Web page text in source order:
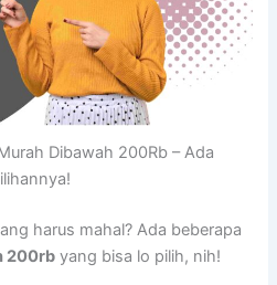
Dibawah 200Rb – Ada
harus mahal? Ada beberapa
200rb yang bisa lo pilih, nih!